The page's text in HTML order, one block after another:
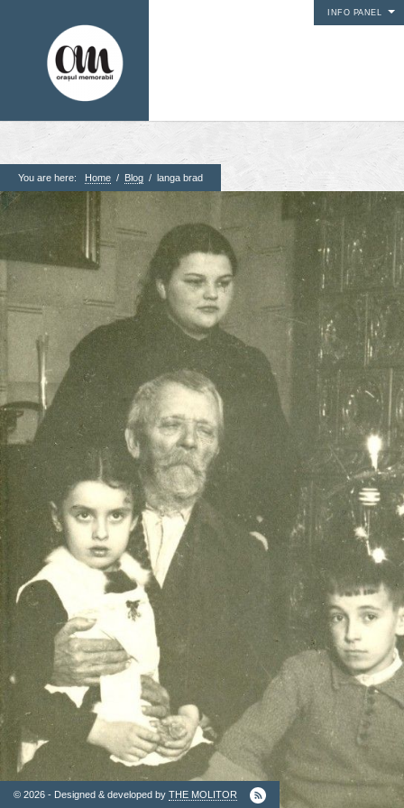
INFO PANEL
1. Pagini
Acasa
Contact
Contribuie si tu
Despre proiect
Din arhiva orasului
Editii anterioare
Panorame
2. Finantatori
Ordinul
Arhitectilor
© 2026 - Designed & developed by THE MOLITOR
You are here: Home / Blog / langa brad